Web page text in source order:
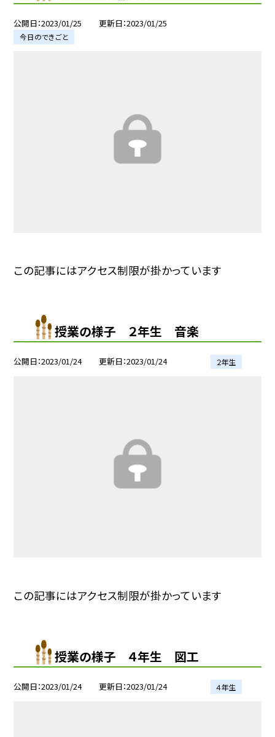
公開日 2023/01/25 更新日 2023/01/25
今日のできごと
この記事にはアクセス制限が掛かっています
授業の様子 ２年生 音楽
公開日 2023/01/24 更新日 2023/01/24 ２年生
この記事にはアクセス制限が掛かっています
授業の様子 ４年生 図工
公開日 2023/01/24 更新日 2023/01/24 ４年生